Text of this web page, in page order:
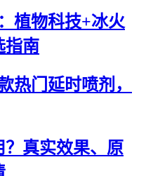
植物科技+冰火
指南
热门延时喷剂，
？真实效果、原